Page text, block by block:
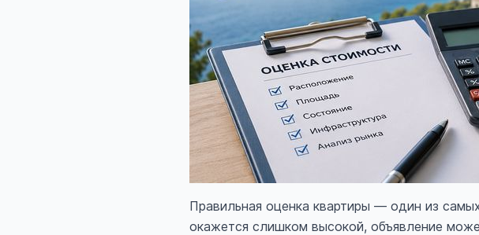
Правильная оценка квартиры — один из
окажется слишком высокой, объявление